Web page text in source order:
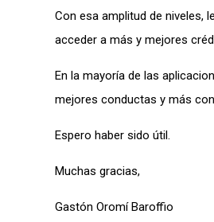
Con esa amplitud de niveles,
acceder a más y mejores
En la mayoría de las
mejores conductas y más
Espero haber sido útil.
Muchas gracias,
Gastón Oromí Baroffio